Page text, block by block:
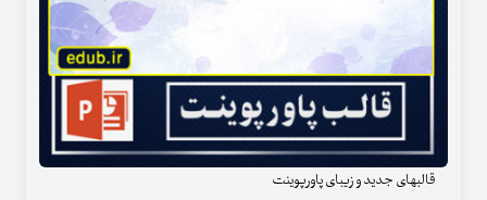
قالبهای جدید و زیبای پاورپوینت